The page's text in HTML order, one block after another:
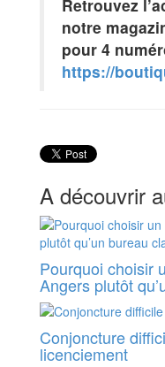
Retrouvez
notre
pour 4
https://
A découvrir
Pourquoi choisir
Angers plutôt
Conjoncture
licenciement